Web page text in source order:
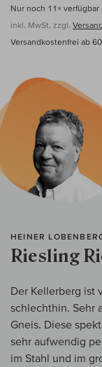
Nur noch 11× verfügbar
inkl. MwSt, zzgl.
Versandkostenfrei ab
HEINER
Riesling
Der Kellerberg ist
schlechthin. Sehr
Gneis. Diese
sehr aufwendig
im Stahl und im